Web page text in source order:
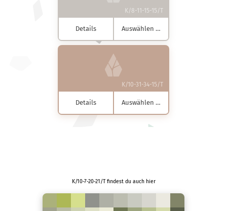
K/8-11-15-15/T
Details Auswählen …
K/10-31-34-15/T
Details Auswählen …
K/10-7-20-21/T findest du auch hier